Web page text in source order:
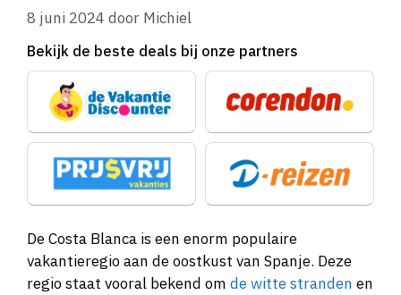
8 juni 2024 door Michiel
Bekijk de beste deals bij onze partners
De Costa Blanca is een enorm populaire
vakantieregio aan de oostkust van Spanje. Deze
regio staat vooral bekend om de witte stranden en